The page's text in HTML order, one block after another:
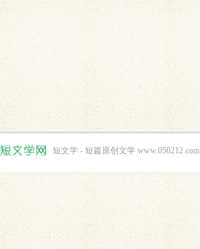
短文学 - 短篇原创文学 www.050212.com